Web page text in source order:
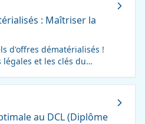
: Maîtriser la
d'offres dématérialisés !
légales et les clés du
au DCL (Diplôme